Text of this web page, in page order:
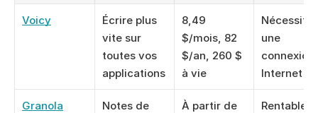
Voicy
Écrire plus
vite sur
toutes vos
applications
8,49
$/mois, 82
$/an, 260 $
à vie
Nécessite
une
connexion
Internet
Granola
Notes de
À partir de
Rentable